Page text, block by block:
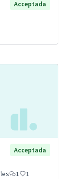
Acceptada
Acceptada
1 1